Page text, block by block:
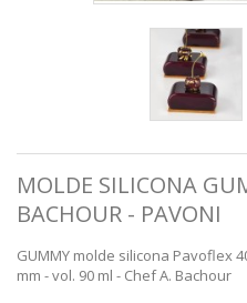
MOLDE SILICONA
BACHOUR - PAVONI
GUMMY molde silicona Pavoflex
mm - vol. 90 ml - Chef A. Bachour